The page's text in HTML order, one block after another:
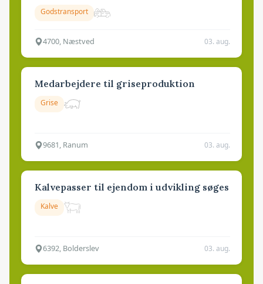
Godstransport
4700, Næstved 03. aug.
Medarbejdere til griseproduktion
Grise
9681, Ranum 03. aug.
Kalvepasser til ejendom i udvikling søges
Kalve
6392, Bolderslev 03. aug.